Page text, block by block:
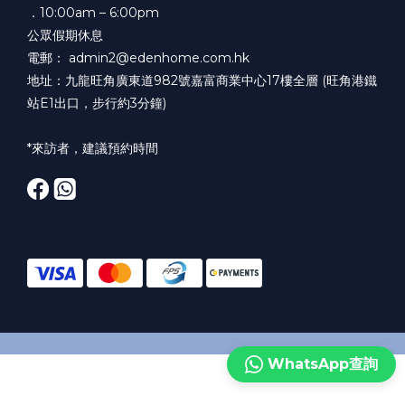
立即購買
．10:00am – 6:00pm
公眾假期休息
電郵： admin2@edenhome.com.hk
地址：九龍旺角廣東道982號嘉富商業中心17樓全層 (旺角港鐵
站E1出口，步行約3分鐘)
*來訪者，建議預約時間
WhatsApp查詢